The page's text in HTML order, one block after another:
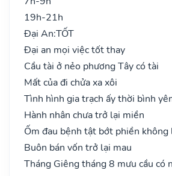
19h-21h
Đại An:TỐT
Đại an mọi việc tốt thay
Cầu tài ở nẻo phương Tây có tài
Mất của đi chửa xa xôi
Tình hình gia trạch ấy thời bình
Hành nhân chưa trở lại miền
Ốm đau bệnh tật bớt phiền không
Buôn bán vốn trở lại mau
Tháng Giêng tháng 8 mưu cầu có